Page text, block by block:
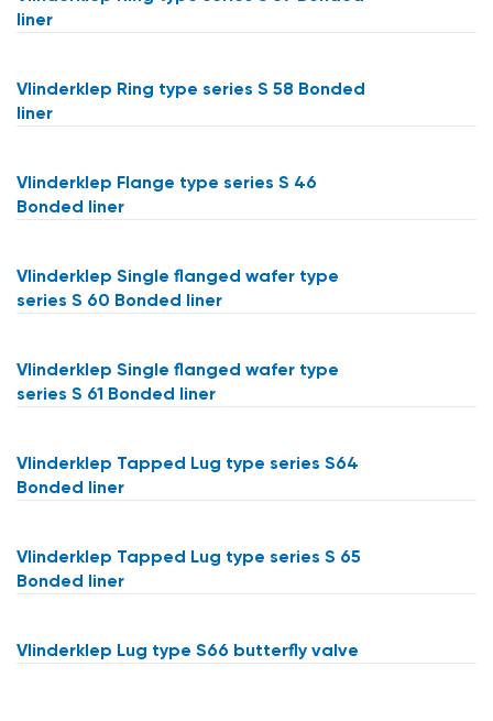
liner
Vlinderklep Ring type series S 58 Bonded
liner
Vlinderklep Flange type series S 46
Bonded liner
Vlinderklep Single flanged wafer type
series S 60 Bonded liner
Vlinderklep Single flanged wafer type
series S 61 Bonded liner
Vlinderklep Tapped Lug type series S64
Bonded liner
Vlinderklep Tapped Lug type series S 65
Bonded liner
Vlinderklep Lug type S66 butterfly valve